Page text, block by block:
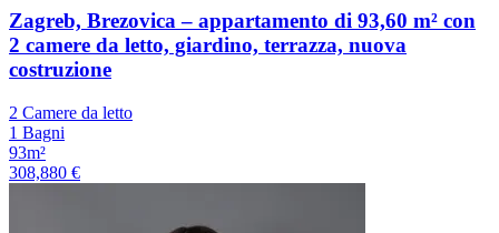
Zagreb, Brezovica – appartamento di 93,60 m² con
2 camere da letto, giardino, terrazza, nuova
costruzione
2 Camere da letto
1 Bagni
93m²
308,880 €